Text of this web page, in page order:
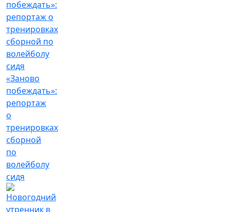
«Заново
побеждать»:
репортаж
о
тренировках
сборной
по
волейболу
сидя